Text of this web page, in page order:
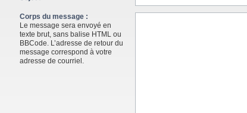
Corps du message :
Le message sera envoyé en
texte brut, sans balise HTML ou
BBCode. L’adresse de retour du
message correspond à votre
adresse de courriel.